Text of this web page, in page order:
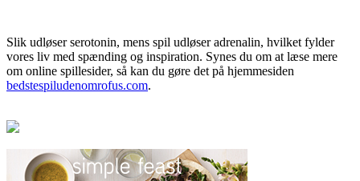
Slik udløser serotonin, mens spil udløser adrenalin, hvilket fylder
vores liv med spænding og inspiration. Synes du om at læse mere
om online spillesider, så kan du gøre det på hjemmesiden
bedstespiludenomrofus.com.